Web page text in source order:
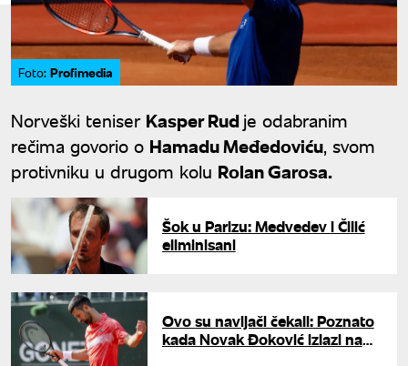
Foto: Profimedia
Norveški teniser Kasper Rudje odabranim
rečima govorio o Hamadu Međedoviću, svom
protivniku u drugom kolu Rolan Garosa.
Šok u Parizu: Medvedev i Čilić
eliminisani
Ovo su navijači čekali: Poznato
kada Novak Đoković izlazi na